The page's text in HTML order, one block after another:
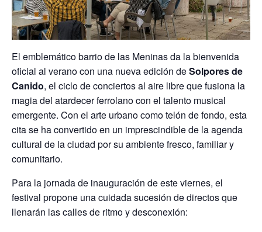
El emblemático barrio de las Meninas da la bienvenida
oficial al verano con una nueva edición deSolpores de
Canido, el ciclo de conciertos al aire libre que fusiona la
magia del atardecer ferrolano con el talento musical
emergente. Con el arte urbano como telón de fondo, esta
cita se ha convertido en un imprescindible de la agenda
cultural de la ciudad por su ambiente fresco, familiar y
comunitario.
Para la jornada de inauguración de este viernes, el
festival propone una cuidada sucesión de directos que
llenarán las calles de ritmo y desconexión: